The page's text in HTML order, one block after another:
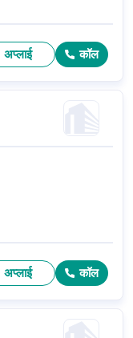
अप्लाई कॉल
अप्लाई कॉल